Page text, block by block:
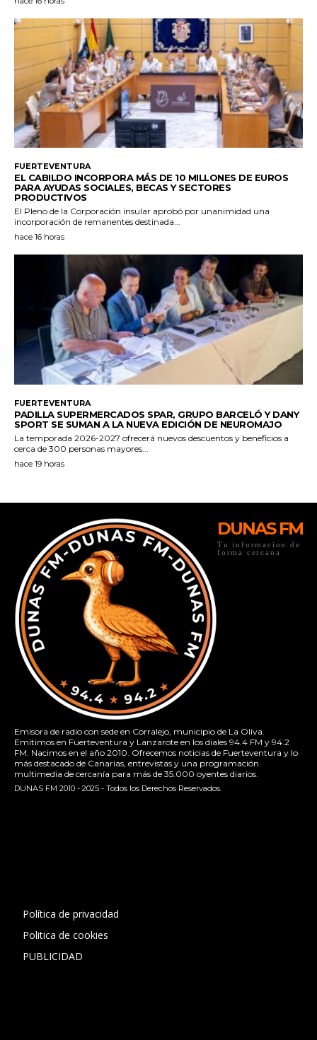
DUNAS FM
Tu informacion de
forma cercana
Emisora de radio con sede en Corralejo, municipio de La Oliva.
Emitimos en Fuerteventura y Lanzarote en los diales 94.4 FM y 94.2
FM. Nacimos en el año 2010. Ofrecemos noticias de Fuerteventura y lo
más destacado de Canarias, entrevistas y una programación
multimedia de cercanía para más de 35.000 oyentes diarios.
DUNAS FM 2010 - 2025 - Todos los Derechos Reservados.
Política de privacidad
Politica de cookies
PUBLICIDAD